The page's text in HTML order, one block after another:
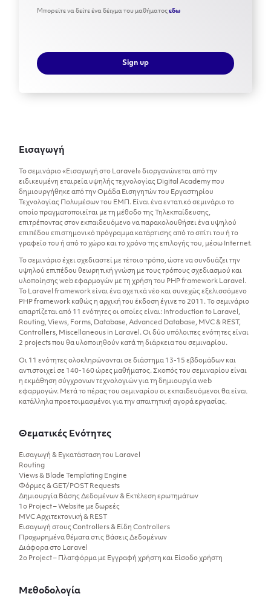
Μπορείτε να δείτε ένα δέιγμα του μαθήματοςεδω
Sign up
Εισαγωγή
Το σεμινάριο «Εισαγωγή στο Laravel» διοργανώνεται από την
ειδικευμένη εταιρεία υψηλής τεχνολογίας Digital Academy που
δημιουργήθηκε από την Ομάδα Εισηγητών του Εργαστηρίου
Τεχνολογίας Πολυμέσων του ΕΜΠ. Είναι ένα εντατικό σεμινάριο το
οποίο πραγματοποιείται με τη μέθοδο της Τηλεκπαίδευσης,
επιτρέποντας στον εκπαιδευόμενο να παρακολουθήσει ένα υψηλού
επιπέδου επιστημονικό πρόγραμμα κατάρτισης από το σπίτι του ή το
γραφείο του ή από το χώρο και το χρόνο της επιλογής του, μέσω Internet.
Το σεμινάριο έχει σχεδιαστεί με τέτοιο τρόπο, ώστε να συνδυάζει την
υψηλού επιπέδου θεωρητική γνώση με τους τρόπους σχεδιασμού και
υλοποίησης web εφαρμογών με τη χρήση του PHP framework Laravel.
Το Laravel framework είναι ένα σχετικά νέο και συνεχώς εξελισσόμενο
PHP framework καθώς η αρχική του έκδοση έγινε το 2011. Το σεμινάριο
απαρτίζεται από 11 ενότητες οι οποίες είναι: Introduction to Laravel,
Routing, Views, Forms, Database, Advanced Database, MVC & REST,
Controllers, Miscellaneous in Laravel. Οι δύο υπόλοιπες ενότητες είναι
2 projects που θα υλοποιηθούν κατά τη διάρκεια του σεμιναρίου.
Οι 11 ενότητες ολοκληρώνονται σε διάστημα 13-15 εβδομάδων και
αντιστοιχεί σε 140-160 ώρες μαθήματος. Σκοπός του σεμιναρίου είναι
η εκμάθηση σύγχρονων τεχνολογιών για τη δημιουργία web
εφαρμογών. Μετά το πέρας του σεμιναρίου οι εκπαιδευόμενοι θα είναι
κατάλληλα προετοιμασμένοι για την απαιτητική αγορά εργασίας.
Θεματικές Ενότητες
Εισαγωγή & Εγκατάσταση του Laravel
Routing
Views & Blade Templating Engine
Φόρμες & GET/POST Requests
Δημιουργία Βάσης Δεδομένων & Εκτέλεση ερωτημάτων
1ο Project – Website με δωρεές
MVC Αρχιτεκτονική & REST
Εισαγωγή στους Controllers & Είδη Controllers
Προχωρημένα θέματα στις Βάσεις Δεδομένων
Διάφορα στο Laravel
2ο Project – Πλατφόρμα με Εγγραφή χρήστη και Είσοδο χρήστη
Μεθοδολογία